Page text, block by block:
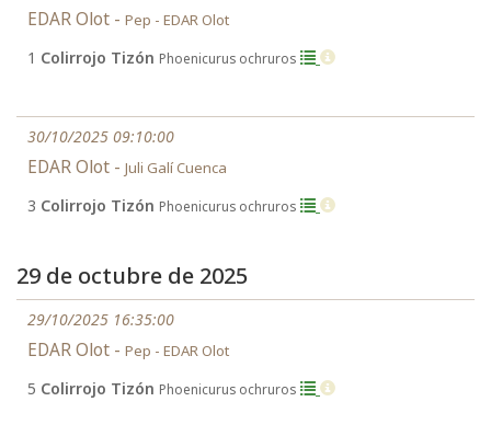
EDAR Olot - Pep - EDAR Olot
1 Colirrojo Tizón Phoenicurus ochruros
30/10/2025 09:10:00
EDAR Olot - Juli Galí Cuenca
3 Colirrojo Tizón Phoenicurus ochruros
29 de octubre de 2025
29/10/2025 16:35:00
EDAR Olot - Pep - EDAR Olot
5 Colirrojo Tizón Phoenicurus ochruros